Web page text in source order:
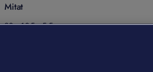
Mitat
90 x 10,5 x 5,5 mm